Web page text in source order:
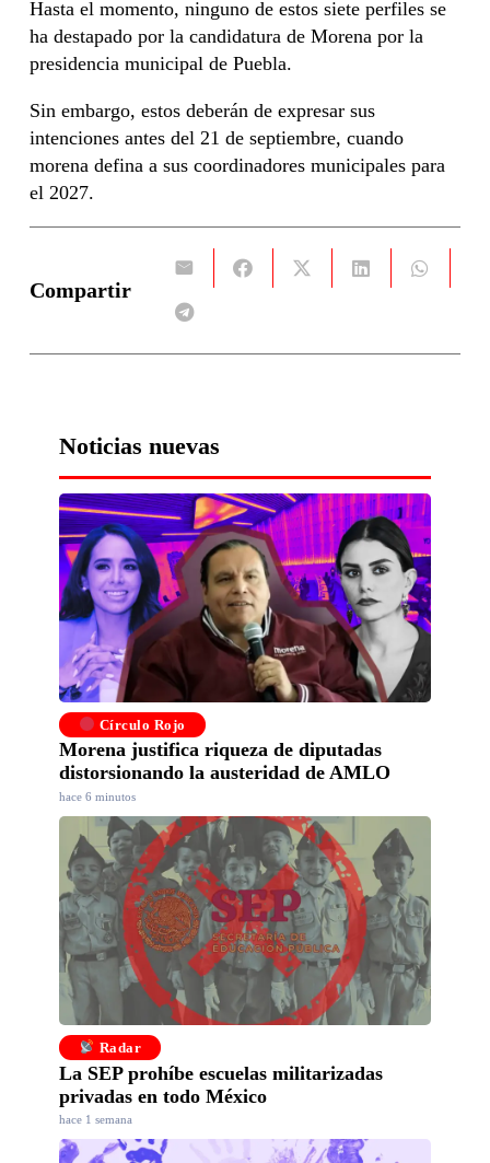
Hasta el momento, ninguno de estos siete perfiles se
ha destapado por la candidatura de Morena por la
presidencia municipal de Puebla.
Sin embargo, estos deberán de expresar sus
intenciones antes del 21 de septiembre, cuando
morena defina a sus coordinadores municipales para
el 2027.
Compartir
Noticias nuevas
Círculo Rojo
Morena justifica riqueza de diputadas
distorsionando la austeridad de AMLO
hace 6 minutos
Radar
La SEP prohíbe escuelas militarizadas
privadas en todo México
hace 1 semana